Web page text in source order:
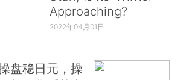
Approaching?
2022年04月01日
盘稳日元，操